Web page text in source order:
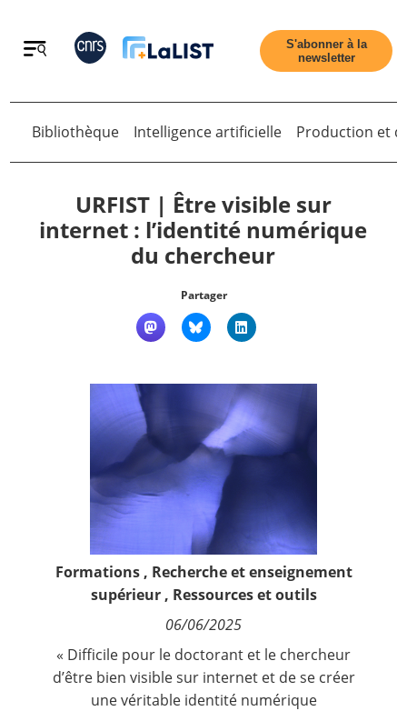
Retour
Nous suivre
S'abonner à la
newsletter
Retour
Bibliothèque Intelligence artificielle Production et
URFIST | Être visible sur
internet : l’identité numérique
du chercheur
Partager
Formations, Recherche et enseignement
supérieur, Ressources et outils
06/06/2025
« Difficile pour le doctorant et le chercheur
d’être bien visible sur internet et de se créer
une véritable identité numérique